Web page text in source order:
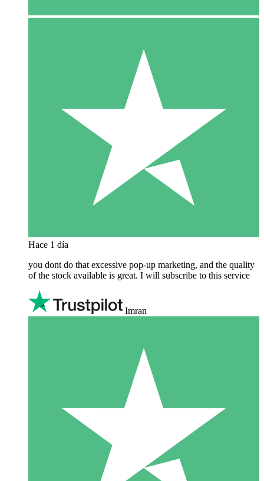
Hace 1 día
you dont do that excessive pop-up marketing, and the quality
of the stock available is great. I will subscribe to this service
Imran